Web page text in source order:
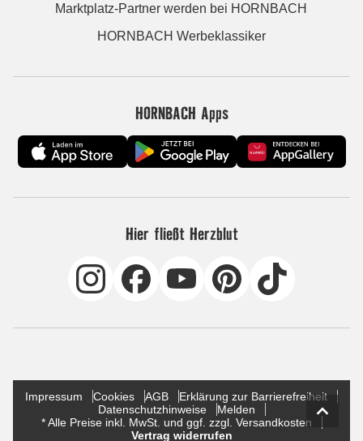
Marktplatz-Partner werden bei HORNBACH
HORNBACH Werbeklassiker
HORNBACH Apps
Hier fließt Herzblut
Impressum Cookies AGB
Erklärung zur Barrierefreiheit
Datenschutzhinweise
Melden
* Alle Preise inkl. MwSt. und ggf. zzgl. Versandkosten
Vertrag widerrufen